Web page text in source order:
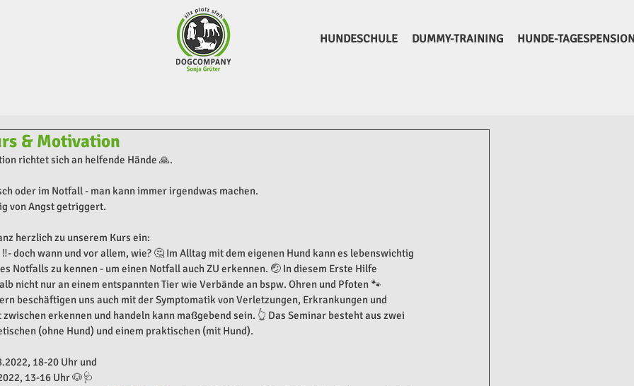
HUNDESCHULE DUMMY-TRAINING HUNDE-TAGESPENSION
& Motivation
richtet sich an helfende Hände 🙏.
oder im Notfall - man kann immer irgendwas machen.
von Angst getriggert.
herzlich zu unserem Kurs ein:
doch wann und vor allem, wie? 🤔 Im Alltag mit dem eigenen Hund kann es lebenswichtig
Notfalls zu kennen - um einen Notfall auch ZU erkennen. 🤕 In diesem Erste Hilfe
nicht nur an einem entspannten Tier wie Verbände an bspw. Ohren und Pfoten 🐾
beschäftigen uns auch mit der Symptomatik von Verletzungen, Erkrankungen und
erkennen und handeln kann maßgebend sein. 👆 Das Seminar besteht aus zwei
(ohne Hund) und einem praktischen (mit Hund).
18-20 Uhr und
13-16 Uhr 🐶🩺